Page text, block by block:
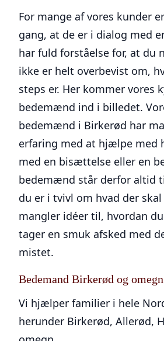
For mange af vores kunder
gang, at de er i dialog med
har fuld forståelse for, at du
ikke er helt overbevist om,
steps er. Her kommer vores
bedemænd ind i billedet.
bedemænd i Birkerød har
erfaring med at hjælpe med
med en bisættelse eller en
bedemænd står derfor altid
du er i tvivl om hvad der
mangler idéer til, hvordan
tager en smuk afsked med
mistet.
Bedemand Birkerød og omegn
Vi hjælper familier i hele
herunder Birkerød, Allerød,